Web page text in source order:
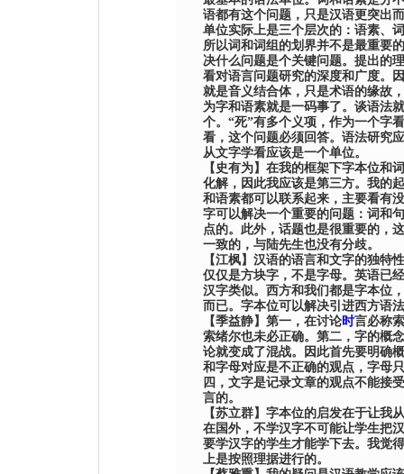
语都有这个问题，只是汉语更突出
单位实际上是三个层次的：语素、
所以词和词组的划界并不是最重要
决什么问题是个关键问题。提出的
看对语言问题研究的深度和广度。
就是音义结合体，只是术语的缘故
为字和语素就是一码事了。谈语法
个。 “死”有多个义项，作为一个字
看，这个问题必须回答。语法研究
从文字学看应该是一个单位。
【 史有为】 在我的框架下字本位和
化解，因此我应该是第三方。我的
和语素都可以联系起来，主要看有
字可以解决一个重要的问题：词和
点的。此外，话题也是很重要的，
一致的，与陆先生也没有分歧。
【江枫】 汉语的语言和文字的独特
仅仅是方块字，不是字母。英语已
汉字类似。西方和我们都是字本位
而已。字本位可以解决引进西方语
【季益静】 第一，在讨论时言必称
索绪尔也未必正确。第二，字的概
论就变成了混战。因此首先要明确
和字母对应是不正确的观点，字母
四，文字是记录文章的观点不能接
言的。
【苏立群】 字本位的启发在于让我
在国外，不学汉字不可能让学生把
要学汉字的学生才能学下去。我觉
上是按照理据进行的。